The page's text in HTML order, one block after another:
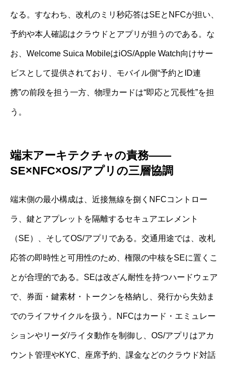
なる。すなわち、改札のミリ秒応答はSEとNFCが担い、
予約や本人確認はクラウドとアプリが担うのである。な
お、Welcome Suica MobileはiOS/Apple Watch向けサー
ビスとして提供されており、モバイル側“予約とID連
携”の前段を担う一方、物理カードは“即応と冗長性”を担
う。
端末アーキテクチャの責務——
SE×NFC×OS/アプリの三層協調
端末側の最小構成は、近接無線を捌くNFCコントロー
ラ、鍵とアプレットを隔離するセキュアエレメント
（SE）、そしてOS/アプリである。交通用途では、改札
応答の即時性と可用性のため、権限の中核をSEに置くこ
とが合理的である。SEは改ざん耐性を持つハードウェア
で、券面・鍵素材・トークンを格納し、発行から失効ま
でのライフサイクルを扱う。NFCはカード・エミュレー
ションやリーダ/ライタ動作を制御し、OS/アプリはアカ
ウント管理やKYC、座席予約、課金などのクラウド対話